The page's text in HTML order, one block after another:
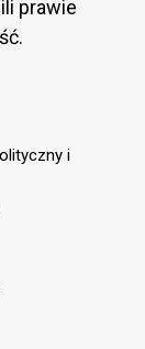
prawie
i